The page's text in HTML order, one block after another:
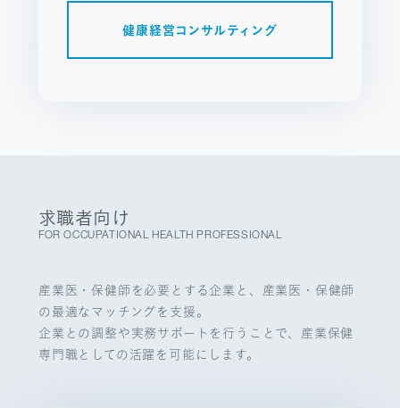
健康経営コンサルティング
求職者向け
FOR OCCUPATIONAL HEALTH PROFESSIONAL
産業医・保健師を必要とする企業と、産業医・保健師
の最適なマッチングを支援。
企業との調整や実務サポートを行うことで、産業保健
専門職としての活躍を可能にします。